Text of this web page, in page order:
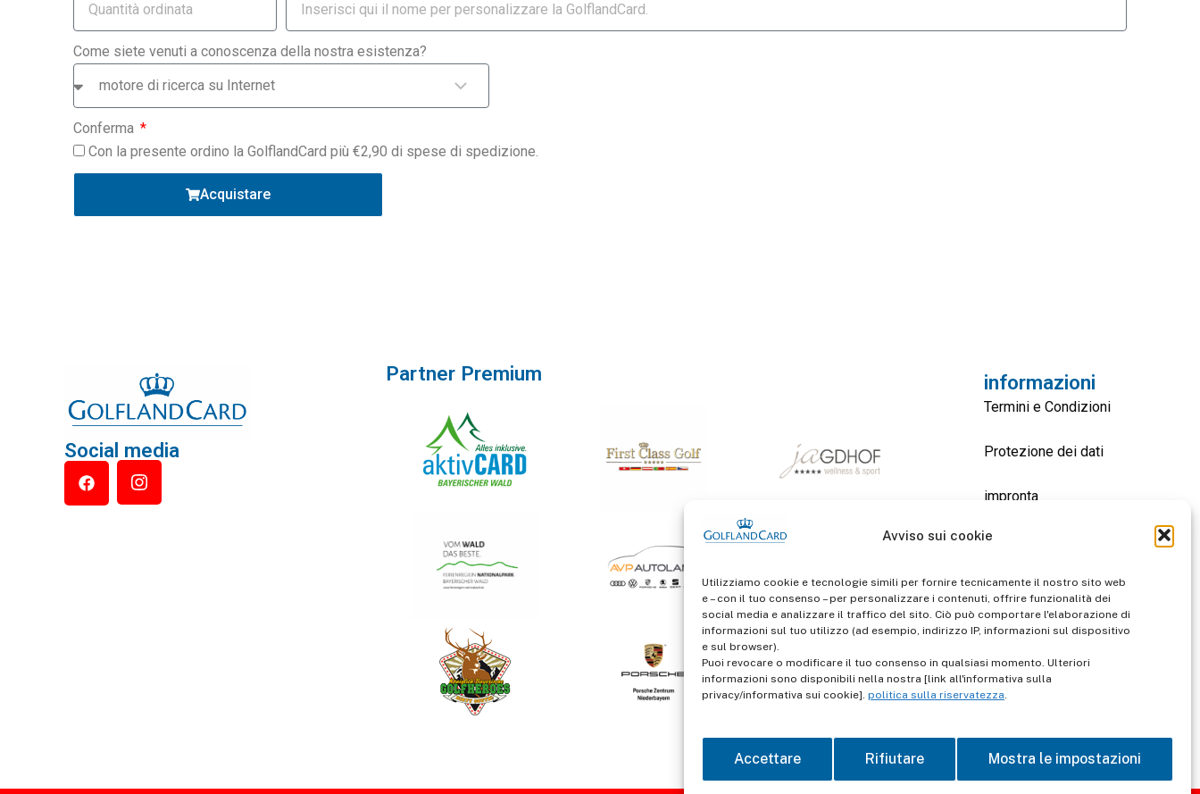
Avviso sui cookie
Utilizziamo cookie e tecnologie simili per fornire tecnicamente il nostro sito web
e – con il tuo consenso – per personalizzare i contenuti, offrire funzionalità dei
social media e analizzare il traffico del sito. Ciò può comportare l'elaborazione di
informazioni sul tuo utilizzo (ad esempio, indirizzo IP, informazioni sul dispositivo
e sul browser).
Puoi revocare o modificare il tuo consenso in qualsiasi momento. Ulteriori
informazioni sono disponibili nella nostra [link all'informativa sulla
privacy/informativa sui cookie]. politica sulla riservatezza.
Accettare Rifiutare Mostra le impostazioni
Come siete venuti a conoscenza della nostra esistenza?
Conferma
Con la presente ordino la GolflandCard più €2,90 di spese di spedizione.
Acquistare
Social media
Partner Premium informazioni
Termini e Condizioni
Protezione dei dati
impronta
contatto